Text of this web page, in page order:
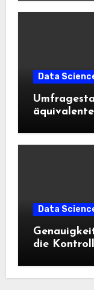
Data
Data
die